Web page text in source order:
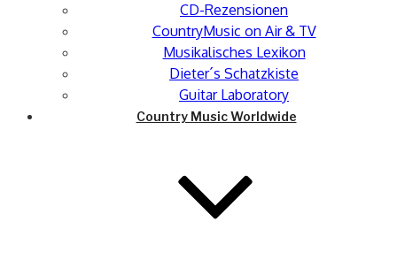
CD-Rezensionen
CountryMusic on Air & TV
Musikalisches Lexikon
Dieter´s Schatzkiste
Guitar Laboratory
Country Music Worldwide